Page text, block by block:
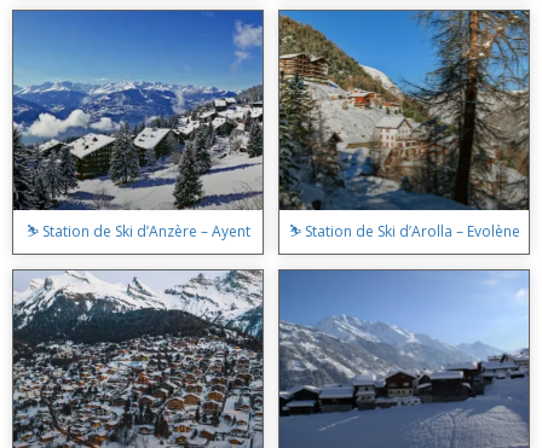
⛷️ Station de Ski d’Anzère – Ayent ⛷️ Station de Ski d’Arolla – Evolène